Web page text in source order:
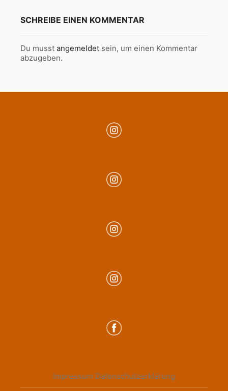
SCHREIBE EINEN KOMMENTAR
Du musst angemeldet sein, um einen Kommentar
abzugeben.
Impressum Datenschutzerklärung